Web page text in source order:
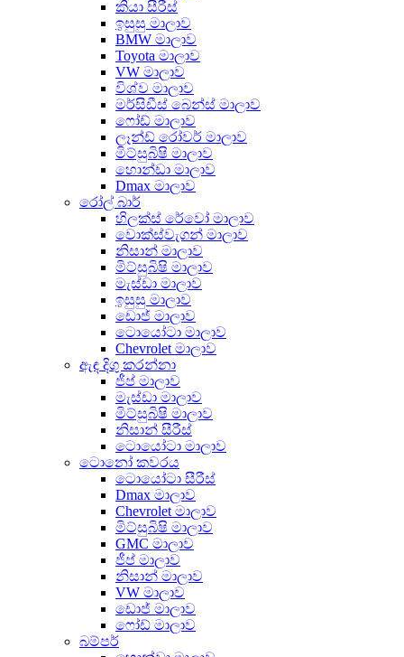
කියා සීරීස්
ඉසුසු මාලාව
BMW මාලාව
Toyota මාලාව
VW මාලාව
විශ්ව මාලාව
මර්සිඩීස් බෙන්ස් මාලාව
ෆෝඩ් මාලාව
ලෑන්ඩ් රෝවර් මාලාව
මිට්සුබිෂි මාලාව
හොන්ඩා මාලාව
Dmax මාලාව
රෝල් බාර්
හිලක්ස් රේවෝ මාලාව
වොක්ස්වැගන් මාලාව
නිසාන් මාලාව
මිට්සුබිෂි මාලාව
මැස්ඩා මාලාව
ඉසුසු මාලාව
ඩොජ් මාලාව
ටොයෝටා මාලාව
Chevrolet මාලාව
ඇඳ දිගු කරන්නා
ජීප් මාලාව
මැස්ඩා මාලාව
මිට්සුබිෂි මාලාව
නිසාන් සීරීස්
ටොයෝටා මාලාව
ටොනෝ කවරය
ටොයෝටා සීරීස්
Dmax මාලාව
Chevrolet මාලාව
මිට්සුබිෂි මාලාව
GMC මාලාව
ජීප් මාලාව
නිසාන් මාලාව
VW මාලාව
ඩොජ් මාලාව
ෆෝඩ් මාලාව
බම්පර්